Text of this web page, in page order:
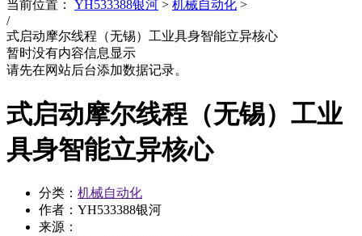
当前位置： YH533388银河 > 机械自动化 >
/
式启动摩尔线程（无锡）工业具身智能立异核心
暂时没有内容信息显示
请先在网站后台添加数据记录。
式启动摩尔线程（无锡）工业
具身智能立异核心
分类： 机械自动化
作者：YH533388银河
来源：